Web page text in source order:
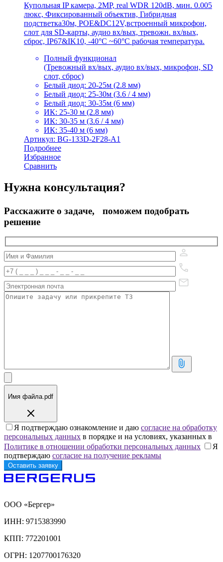
Купольная IP камера, 2MP, real WDR 120dB, мин. 0.005
люкс, Фиксированный объектив, Гибридная
подстветка30м, POE&DC12V,встроенный микрофон,
слот для SD-карты, аудио вх/вых, тревожн. вх/вых,
сброс, IP67&IK10, -40°C ~60°C рабочая температура.
Полный функционал
(Тревожный вх/вых, аудио вх/вых, микрофон, SD
слот, сброс)
Белый диод: 20-25м (2.8 мм)
Белый диод: 25-30м (3.6 / 4 мм)
Белый диод: 30-35м (6 мм)
ИК: 25-30 м (2.8 мм)
ИК: 30-35 м (3.6 / 4 мм)
ИК: 35-40 м (6 мм)
Артикул: BG-133D-2F28-A1
Подробнее
Избранное
Сравнить
Нужна консультация?
Расскажите о задаче, поможем подобрать
решение
Имя файла.pdf
Я подтверждаю ознакомление и даю согласие на обработку
персональных данных в порядке и на условиях, указанных в
Политике в отношении обработки персональных данных
Я
подтверждаю согласие на получение рекламы
ООО «Бергер»
ИНН: 9715383990
КПП: 772201001
ОГРН: 1207700176320